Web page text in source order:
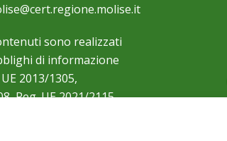
sono realizzati
di informazione
2013/1305,
Reg. UE 2021/2115,